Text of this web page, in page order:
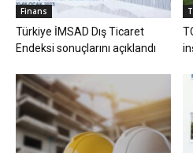
Finans
Türkiye İMSAD Dış Ticaret
Endeksi sonuçlarını açıklandı